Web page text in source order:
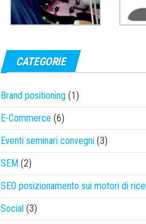
CATEGORIE
Brand positioning (1)
E-Commerce (6)
Eventi seminari convegni (3)
SEM (2)
SEO posizionamento sui motori di
Social (3)